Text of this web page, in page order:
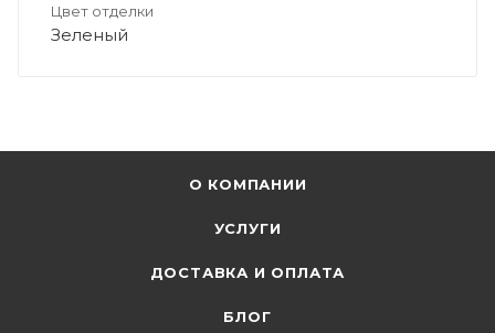
Цвет отделки
Зеленый
О КОМПАНИИ
УСЛУГИ
ДОСТАВКА И ОПЛАТА
БЛОГ